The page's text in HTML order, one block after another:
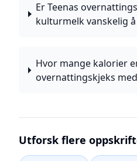
Er Teenas
kulturmelk vanskelig å
Hvor mange kalorier
overnattingskjeks
Utforsk flere